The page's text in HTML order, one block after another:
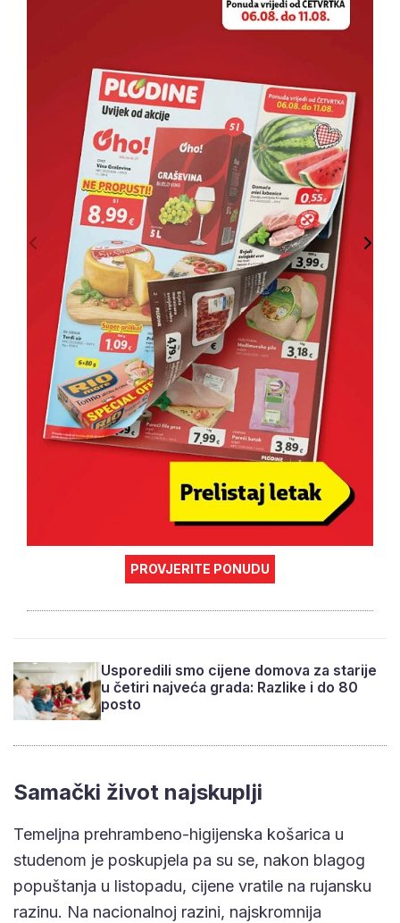
PROVJERITE PONUDU
Usporedili smo cijene domova za starije
u četiri najveća grada: Razlike i do 80
posto
Samački život najskuplji
Temeljna prehrambeno-higijenska košarica u
studenom je poskupjela pa su se, nakon blagog
popuštanja u listopadu, cijene vratile na rujansku
razinu. Na nacionalnoj razini, najskromnija